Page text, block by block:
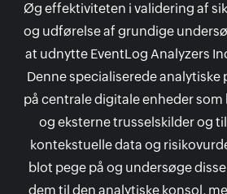
Øg effektiviteten i validering af
og udførelse af grundige
at udnytte EventLog Analyzers
Denne specialiserede
på centrale digitale enheder
og eksterne trusselskilder og
kontekstuelle data og
blot pege på og undersøge
dem til den analytiske konsol,